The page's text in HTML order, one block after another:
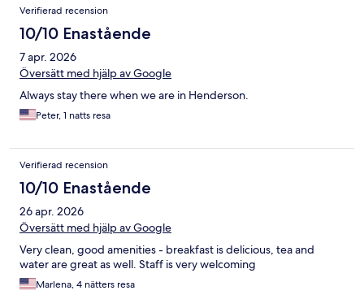
Verifierad recension
10/10 Enastående
7 apr. 2026
Översätt med hjälp av Google
Always stay there when we are in Henderson.
Peter, 1 natts resa
Verifierad recension
10/10 Enastående
26 apr. 2026
Översätt med hjälp av Google
Very clean, good amenities - breakfast is delicious, tea and
water are great as well. Staff is very welcoming
Marlena, 4 nätters resa